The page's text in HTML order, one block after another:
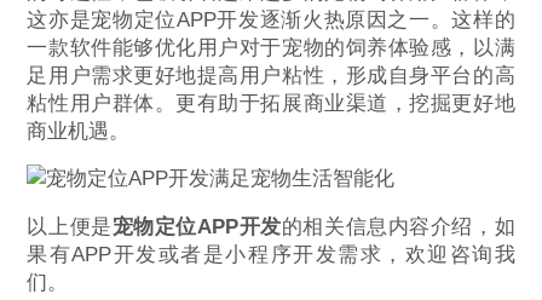
这亦是宠物定位APP开发逐渐火热原因之一。这样的
一款软件能够优化用户对于宠物的饲养体验感，以满
足用户需求更好地提高用户粘性，形成自身平台的高
粘性用户群体。更有助于拓展商业渠道，挖掘更好地
商业机遇。
以上便是宠物定位APP开发的相关信息内容介绍，如
果有APP开发或者是小程序开发需求，欢迎咨询我
们。